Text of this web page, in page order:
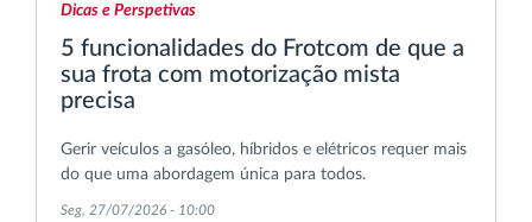
Dicas e Perspetivas
5 funcionalidades do Frotcom de que a
sua frota com motorização mista
precisa
Gerir veículos a gasóleo, híbridos e elétricos requer mais
do que uma abordagem única para todos.
Seg, 27/07/2026 - 10:00